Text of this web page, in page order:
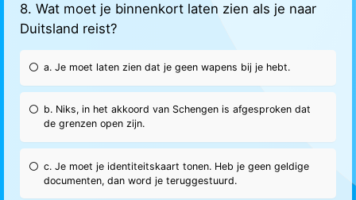
8. Wat moet je binnenkort laten zien als je naar
Duitsland reist?
a. Je moet laten zien dat je geen wapens bij je hebt.
b. Niks, in het akkoord van Schengen is afgesproken dat
de grenzen open zijn.
c. Je moet je identiteitskaart tonen. Heb je geen geldige
documenten, dan word je teruggestuurd.